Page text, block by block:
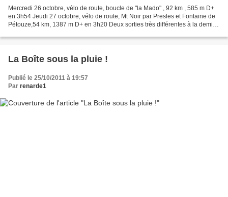
Mercredi 26 octobre, vélo de route, boucle de "la Mado" , 92 km , 585 m D+
en 3h54 Jeudi 27 octobre, vélo de route, Mt Noir par Presles et Fontaine de
Pétouze,54 km, 1387 m D+ en 3h20 Deux sorties très différentes à la demi-
La Boîte sous la pluie !
Publié le 25/10/2011 à 19:57
Par renarde1